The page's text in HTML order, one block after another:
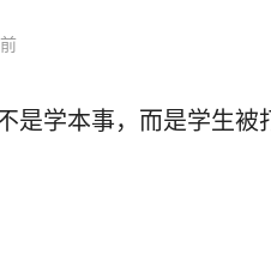
是学本事，而是学生被